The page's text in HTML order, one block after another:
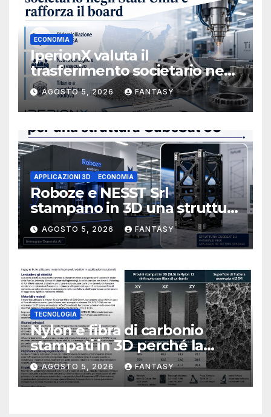
ECONOMIA
IperionX valuta il
trasferimento societario negli
Stati Uniti e rafforza il board,
ha nominato Michael J.
Loparco amministratore
indipendente non esecutivo
AGOSTO 5, 2026 FANTASY
APPLICAZIONI 3D ECONOMIA
Roboze e NESST Srl
stampano in 3D una struttura
CubeSat 3U in Carbon PEEK
AGOSTO 5, 2026 FANTASY
TECNOLOGIA
Nylon e fibra di carbonio
stampati in 3D perché la
resistenza agli urti dipende
dal processo
AGOSTO 5, 2026 FANTASY